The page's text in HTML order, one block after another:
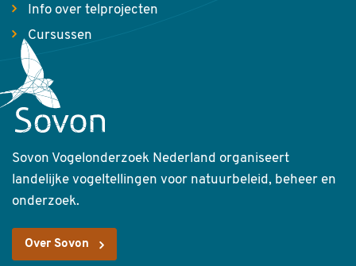
Info over telprojecten
Cursussen
Sovon Vogelonderzoek Nederland organiseert
landelijke vogeltellingen voor natuurbeleid, beheer en
onderzoek.
Over Sovon